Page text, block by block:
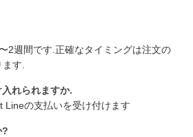
2週間です.正確なタイミングは注文の
す.
れられますか.
Lineの支払いを受け付けます
?